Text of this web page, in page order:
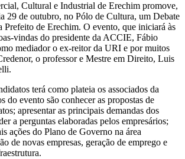
Cultural e Industrial de Erechim promove,
29 de outubro, no Pólo de Cultura, um Debate
Prefeito de Erechim. O evento, que iniciará às
vindas do presidente da ACCIE, Fábio
mediador o ex-reitor da URI e por muitos
o professor e Mestre em Direito, Luis
terá como plateia os associados da
do evento são conhecer as propostas de
apresentar as principais demandas dos
a perguntas elaboradas pelos empresários;
ações do Plano de Governo na área
de novas empresas, geração de emprego e